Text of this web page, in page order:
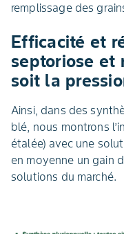
remplissage des
Efficacité et
septoriose et
soit la
Ainsi, dans des
blé, nous montrons
étalée) avec une
en moyenne un gain
solutions du marché.